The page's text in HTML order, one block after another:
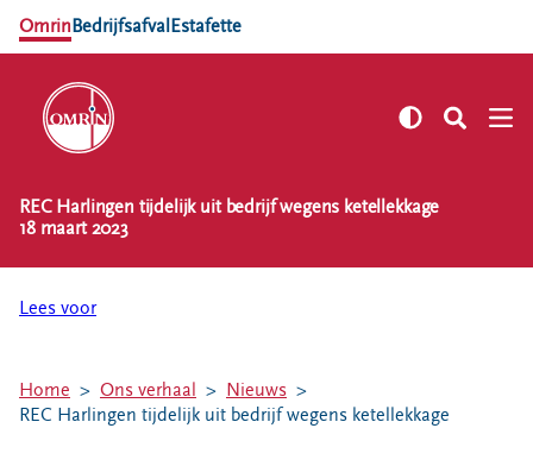
OmrinBedrijfsafval Estafette
NL EN
Zelf regelen
Afvalkalender
Milieustraten
REC Harlingen tijdelijk uit bedrijf wegens ketellekkage
18 maart 2023
Lees voor
Home Ons verhaal
Nieuws
REC Harlingen tijdelijk uit bedrijf wegens ketellekkage